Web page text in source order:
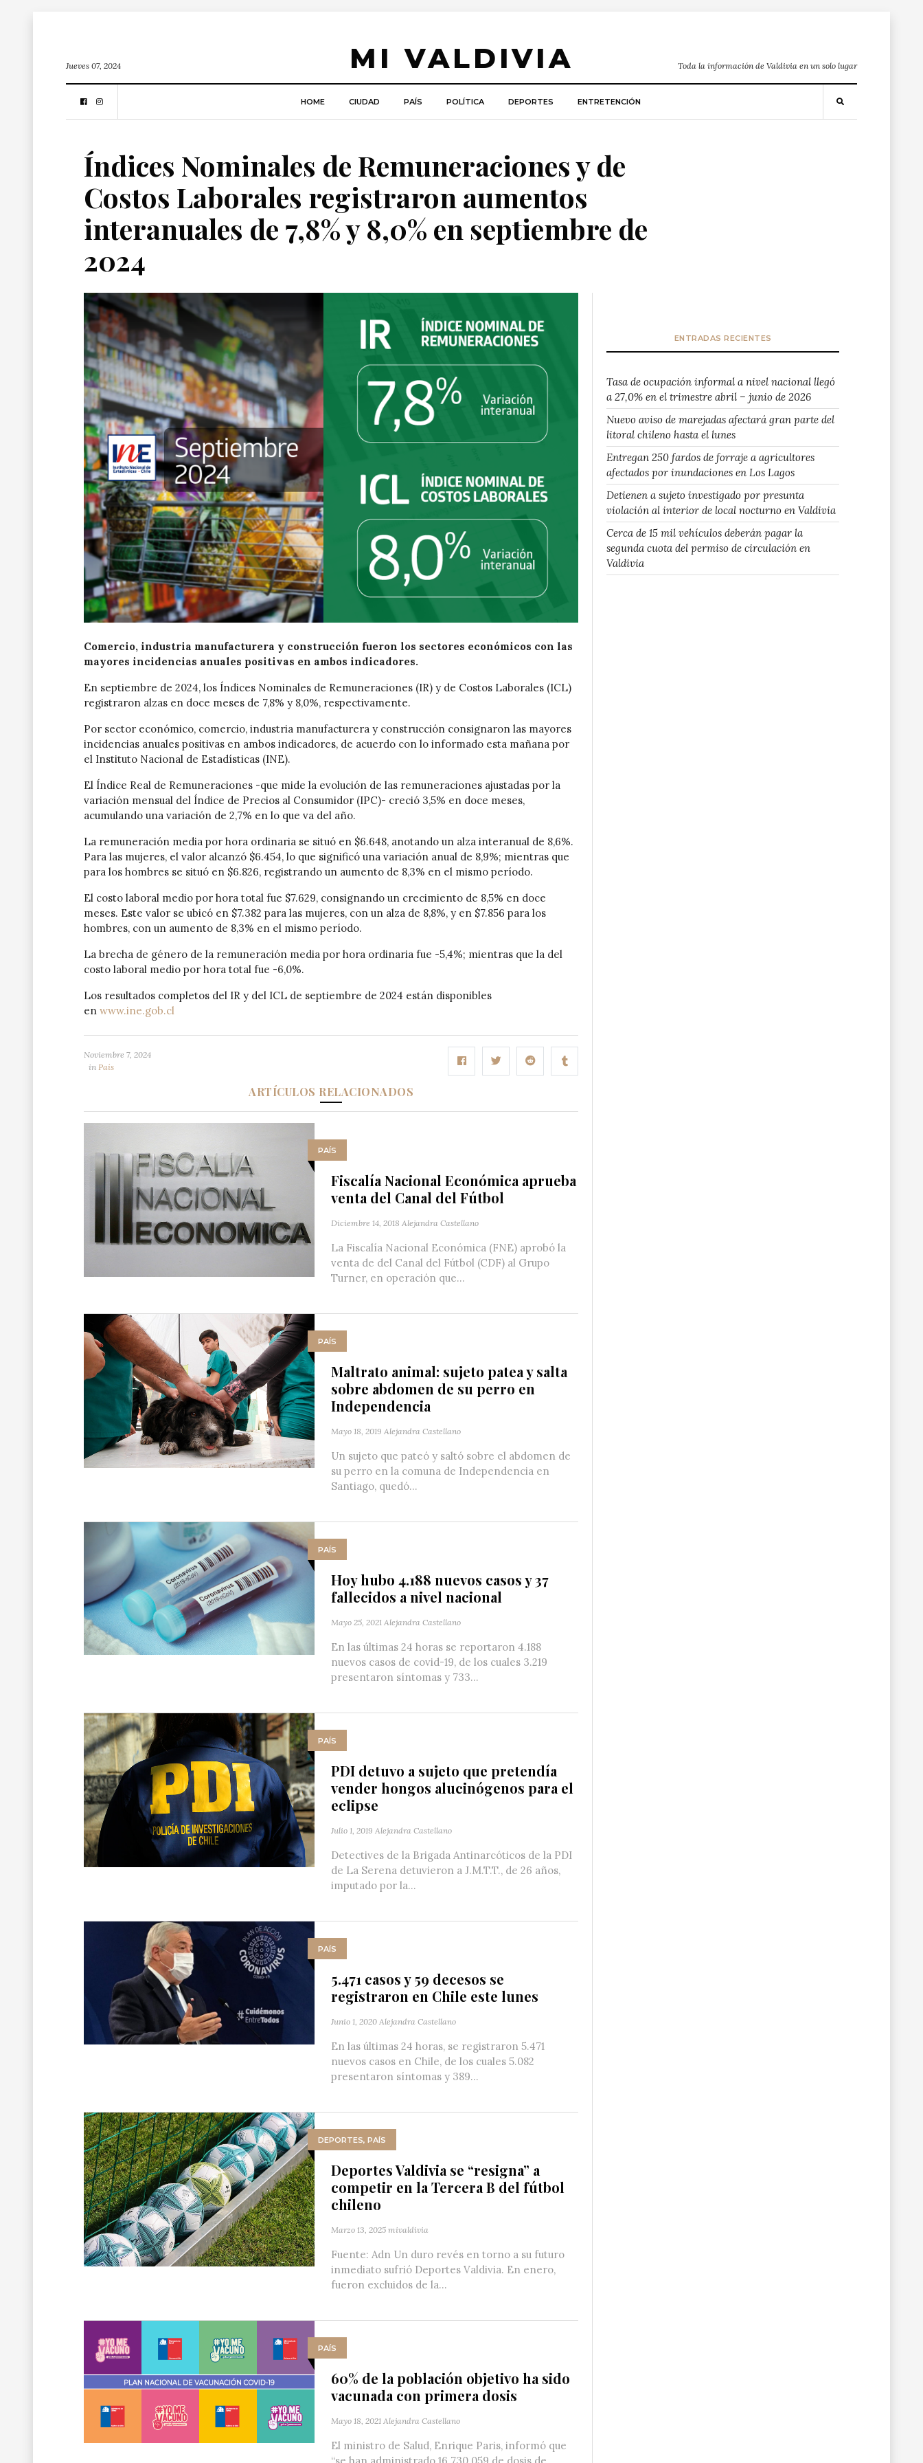
MI VALDIVIA
Jueves 07, 2024 Toda la información de Valdivia en un solo lugar
HOME CIUDAD PAÍS POLÍTICA DEPORTES ENTRETENCIÓN
Índices Nominales de Remuneraciones y de
Costos Laborales registraron aumentos
interanuales de 7,8% y 8,0% en septiembre de
2024
Comercio, industria manufacturera y construcción fueron los sectores económicos con las
mayores incidencias anuales positivas en ambos indicadores.
En septiembre de 2024, los Índices Nominales de Remuneraciones (IR) y de Costos Laborales (ICL)
registraron alzas en doce meses de 7,8% y 8,0%, respectivamente.
Por sector económico, comercio, industria manufacturera y construcción consignaron las mayores
incidencias anuales positivas en ambos indicadores, de acuerdo con lo informado esta mañana por
el Instituto Nacional de Estadísticas (INE).
El Índice Real de Remuneraciones -que mide la evolución de las remuneraciones ajustadas por la
variación mensual del Índice de Precios al Consumidor (IPC)- creció 3,5% en doce meses,
acumulando una variación de 2,7% en lo que va del año.
La remuneración media por hora ordinaria se situó en $6.648, anotando un alza interanual de 8,6%.
Para las mujeres, el valor alcanzó $6.454, lo que significó una variación anual de 8,9%; mientras que
para los hombres se situó en $6.826, registrando un aumento de 8,3% en el mismo período.
El costo laboral medio por hora total fue $7.629, consignando un crecimiento de 8,5% en doce
meses. Este valor se ubicó en $7.382 para las mujeres, con un alza de 8,8%, y en $7.856 para los
hombres, con un aumento de 8,3% en el mismo período.
La brecha de género de la remuneración media por hora ordinaria fue -5,4%; mientras que la del
costo laboral medio por hora total fue -6,0%.
Los resultados completos del IR y del ICL de septiembre de 2024 están disponibles
en www.ine.gob.cl
Noviembre 7, 2024
in País
ARTÍCULOS RELACIONADOS
PAÍS
Fiscalía Nacional Económica aprueba
venta del Canal del Fútbol
Diciembre 14, 2018 Alejandra Castellano
La Fiscalía Nacional Económica (FNE) aprobó la
venta de del Canal del Fútbol (CDF) al Grupo
Turner, en operación que...
PAÍS
Maltrato animal: sujeto patea y salta
sobre abdomen de su perro en
Independencia
Mayo 18, 2019 Alejandra Castellano
Un sujeto que pateó y saltó sobre el abdomen de
su perro en la comuna de Independencia en
Santiago, quedó...
PAÍS
Hoy hubo 4.188 nuevos casos y 37
fallecidos a nivel nacional
Mayo 25, 2021 Alejandra Castellano
En las últimas 24 horas se reportaron 4.188
nuevos casos de covid-19, de los cuales 3.219
presentaron síntomas y 733...
PAÍS
PDI detuvo a sujeto que pretendía
vender hongos alucinógenos para el
eclipse
Julio 1, 2019 Alejandra Castellano
Detectives de la Brigada Antinarcóticos de la PDI
de La Serena detuvieron a J.M.T.T., de 26 años,
imputado por la...
PAÍS
5.471 casos y 59 decesos se
registraron en Chile este lunes
Junio 1, 2020 Alejandra Castellano
En las últimas 24 horas, se registraron 5.471
nuevos casos en Chile, de los cuales 5.082
presentaron síntomas y 389...
DEPORTES, PAÍS
Deportes Valdivia se “resigna” a
competir en la Tercera B del fútbol
chileno
Marzo 13, 2025 mivaldivia
Fuente: Adn Un duro revés en torno a su futuro
inmediato sufrió Deportes Valdivia. En enero,
fueron excluidos de la...
PAÍS
60% de la población objetivo ha sido
vacunada con primera dosis
Mayo 18, 2021 Alejandra Castellano
El ministro de Salud, Enrique Paris, informó que
ENTRADAS RECIENTES
Tasa de ocupación informal a nivel nacional llegó
a 27,0% en el trimestre abril – junio de 2026
Nuevo aviso de marejadas afectará gran parte del
litoral chileno hasta el lunes
Entregan 250 fardos de forraje a agricultores
afectados por inundaciones en Los Lagos
Detienen a sujeto investigado por presunta
violación al interior de local nocturno en Valdivia
Cerca de 15 mil vehículos deberán pagar la
segunda cuota del permiso de circulación en
Valdivia